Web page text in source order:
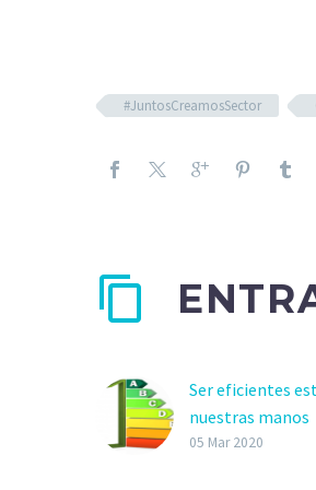
#JuntosCreamosSector
Ser eficientes
nuestras manos
Hoy se celebra el
05 Mar 2020